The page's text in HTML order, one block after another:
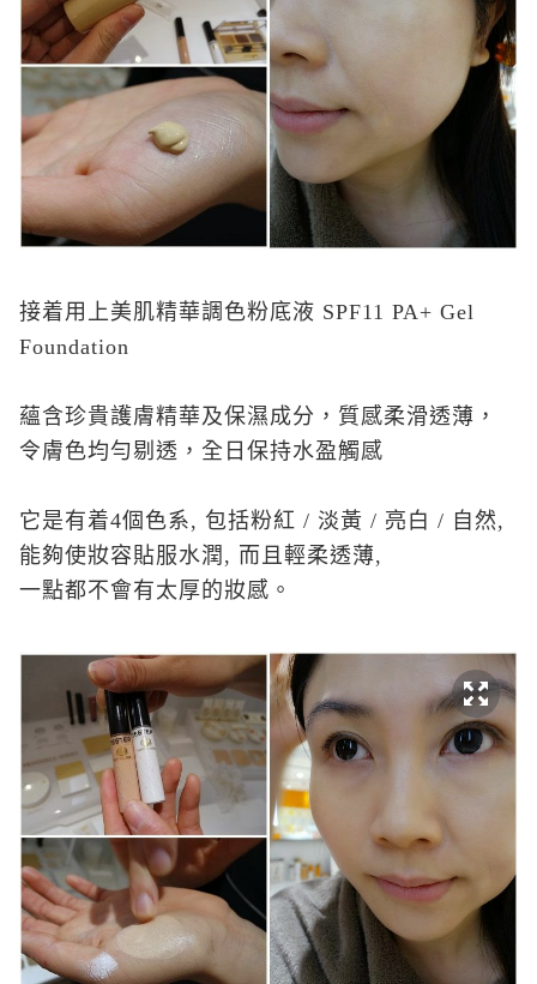
接着用上美肌精華調色粉底液 SPF11 PA+ Gel
Foundation
蘊含珍貴護膚精華及保濕成分，質感柔滑透薄，
令膚色均勻剔透，全日保持水盈觸感
它是有着4個色系, 包括粉紅 / 淡黃 / 亮白 / 自然,
能夠使妝容貼服水潤, 而且輕柔透薄,
一點都不會有太厚的妝感。